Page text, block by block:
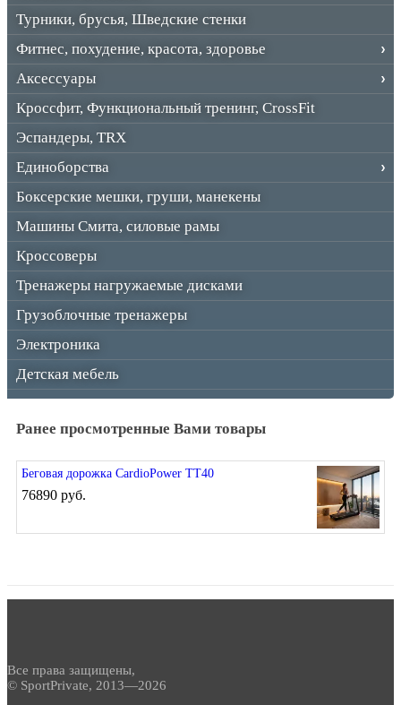
Турники, брусья, Шведские стенки
Фитнес, похудение, красота, здоровье
Аксессуары
Кроссфит, Функциональный тренинг, CrossFit
Эспандеры, TRX
Единоборства
Боксерские мешки, груши, манекены
Машины Смита, силовые рамы
Кроссоверы
Тренажеры нагружаемые дисками
Грузоблочные тренажеры
Электроника
Детская мебель
Ранее просмотренные Вами товары
Беговая дорожка CardioPower TT40
76890 руб.
Все права защищены,
© SportPrivate, 2013—2026